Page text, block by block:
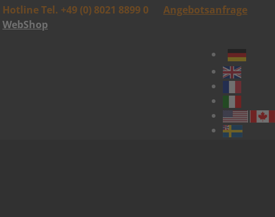
Hotline Tel. +49 (0) 8021 8899 0
Angebotsanfrage
WebShop